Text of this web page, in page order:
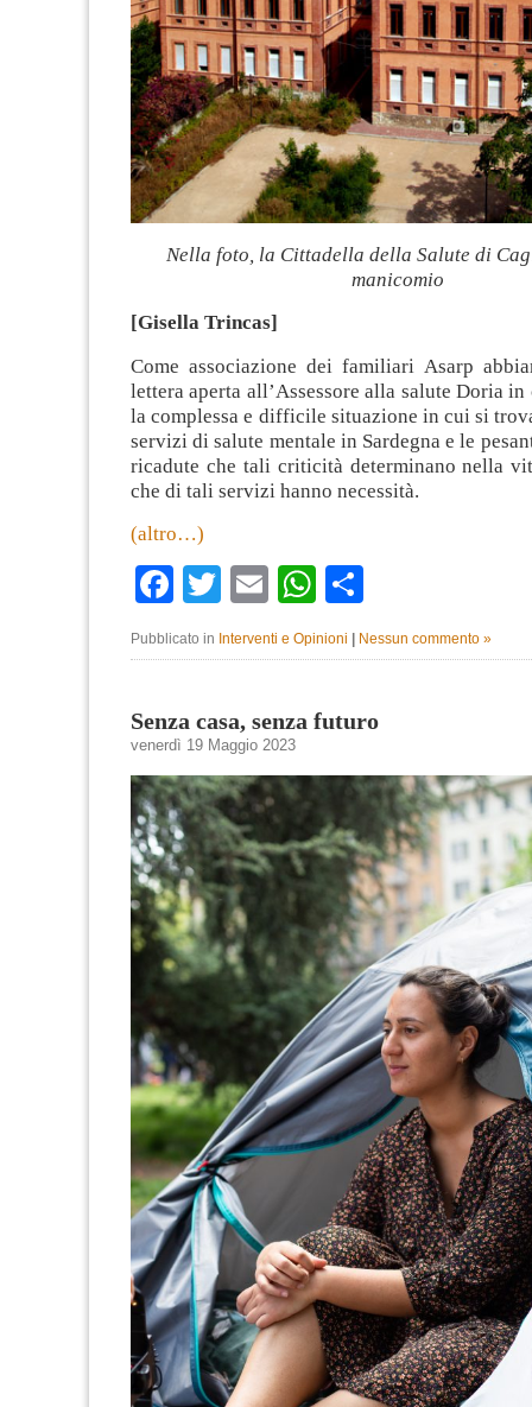
Nella foto, la Cittadella della Salute di
manicomio
[Gisella Trincas]
Come associazione dei familiari Asarp
lettera aperta all’Assessore alla salute Doria
la complessa e difficile situazione in cui si
servizi di salute mentale in Sardegna e le
ricadute che tali criticità determinano nella
che di tali servizi hanno necessità.
(altro…)
Facebook
TwitterEmailWhatsApp
Pubblicato in Interventi e Opinioni Nessun commento »
Senza casa, senza futuro
venerdì 19 Maggio 2023